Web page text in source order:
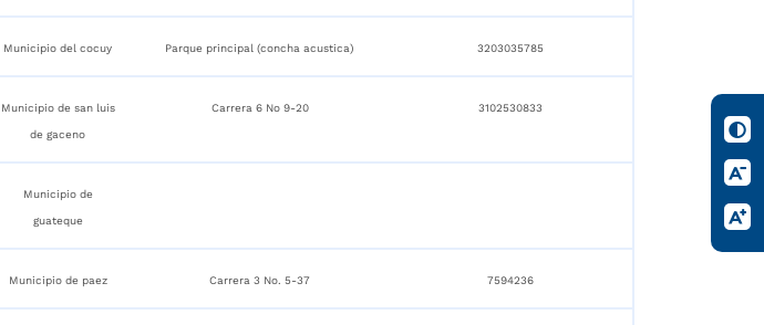
Municipio del cocuy Parque principal (concha acustica) 3203035785
Municipio de san luis
de gaceno
Carrera 6 No 9-20 3102530833
Municipio de
guateque
Municipio de paez Carrera 3 No. 5-37 7594236